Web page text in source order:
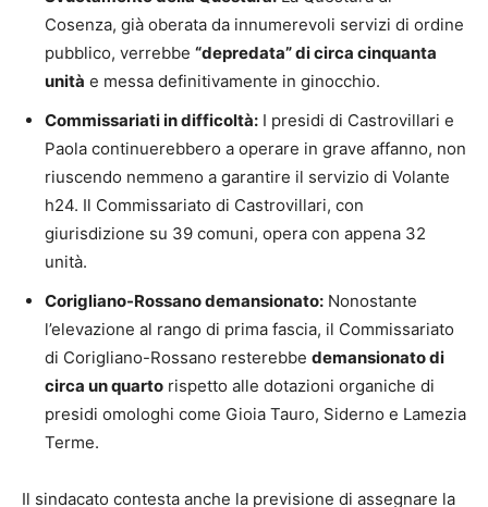
Cosenza, già oberata da innumerevoli servizi di ordine
pubblico, verrebbe “depredata” di circa cinquanta
unità e messa definitivamente in ginocchio.
Commissariati in difficoltà: I presidi di Castrovillari e
Paola continuerebbero a operare in grave affanno, non
riuscendo nemmeno a garantire il servizio di Volante
h24. Il Commissariato di Castrovillari, con
giurisdizione su 39 comuni, opera con appena 32
unità.
Corigliano-Rossano demansionato: Nonostante
l’elevazione al rango di prima fascia, il Commissariato
di Corigliano-Rossano resterebbe demansionato di
circa un quarto rispetto alle dotazioni organiche di
presidi omologhi come Gioia Tauro, Siderno e Lamezia
Terme.
Il sindacato contesta anche la previsione di assegnare la